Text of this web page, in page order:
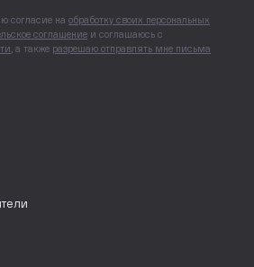
согласие на обработку своих персональных
соглашение и соглашаюсь с
, а также разрешаю отправлять мне письма